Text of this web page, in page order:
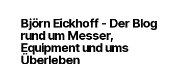
Björn Eickhoff - Der Blog
rund um Messer,
Equipment und ums
Überleben